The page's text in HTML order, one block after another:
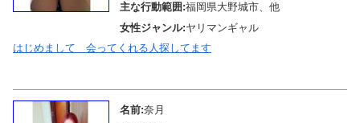
主な行動範囲:福岡県大野城市、他
女性ジャンル:ヤリマンギャル
はじめまして 会ってくれる人探してます
名前:奈月